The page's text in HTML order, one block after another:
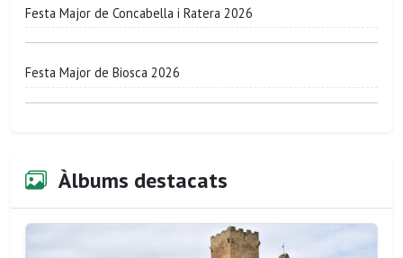
Festa Major de Concabella i Ratera 2026
Festa Major de Biosca 2026
Àlbums destacats